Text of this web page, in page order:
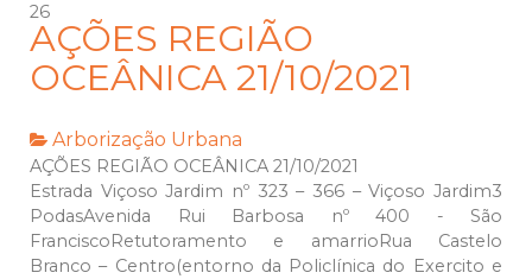
26
AÇÕES REGIÃO
OCEÂNICA 21/10/2021
Arborização Urbana
AÇÕES REGIÃO OCEÂNICA 21/10/2021
Estrada Viçoso Jardim nº 323 – 366 – Viçoso Jardim3
PodasAvenida Rui Barbosa nº 400 - São
FranciscoRetutoramento e amarrioRua Castelo
Branco – Centro(entorno da Policlínica do Exercito e